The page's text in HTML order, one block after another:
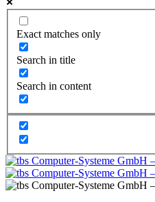
Exact matches only
Search in title
Search in content